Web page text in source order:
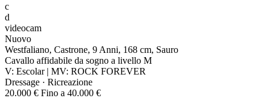
c
d
videocam
Nuovo
Westfaliano, Castrone, 9 Anni, 168 cm, Sauro
Cavallo affidabile da sogno a livello M
V: Escolar | MV: ROCK FOREVER
Dressage · Ricreazione
20.000 € Fino a 40.000 €